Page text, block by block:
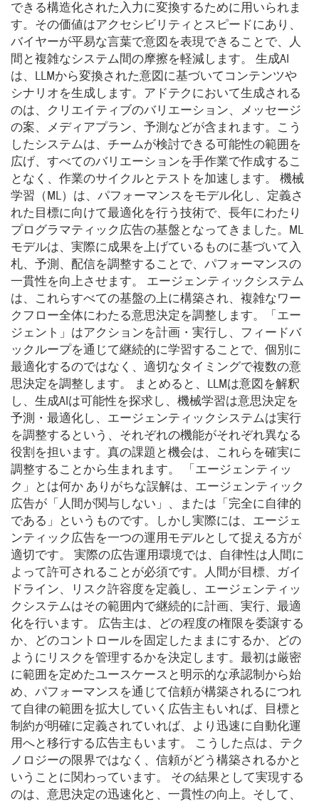
できる構造化された入力に変換するために用いられま
す。その価値はアクセシビリティとスピードにあり、
バイヤーが平易な言葉で意図を表現できることで、人
間と複雑なシステム間の摩擦を軽減します。 生成AI
は、LLMから変換された意図に基づいてコンテンツや
シナリオを生成します。アドテクにおいて生成される
のは、クリエイティブのバリエーション、メッセージ
の案、メディアプラン、予測などが含まれます。こう
したシステムは、チームが検討できる可能性の範囲を
広げ、すべてのバリエーションを手作業で作成するこ
となく、作業のサイクルとテストを加速します。 機械
学習（ML）は、パフォーマンスをモデル化し、定義さ
れた目標に向けて最適化を行う技術で、長年にわたり
プログラマティック広告の基盤となってきました。ML
モデルは、実際に成果を上げているものに基づいて入
札、予測、配信を調整することで、パフォーマンスの
一貫性を向上させます。 エージェンティックシステム
は、これらすべての基盤の上に構築され、複雑なワー
クフロー全体にわたる意思決定を調整します。「エー
ジェント」はアクションを計画・実行し、フィードバ
ックループを通じて継続的に学習することで、個別に
最適化するのではなく、適切なタイミングで複数の意
思決定を調整します。 まとめると、LLMは意図を解釈
し、生成AIは可能性を探求し、機械学習は意思決定を
予測・最適化し、エージェンティックシステムは実行
を調整するという、それぞれの機能がそれぞれ異なる
役割を担います。真の課題と機会は、これらを確実に
調整することから生まれます。 「エージェンティッ
ク」とは何か ありがちな誤解は、エージェンティック
広告が「人間が関与しない」、または「完全に自律的
である」というものです。しかし実際には、エージェ
ンティック広告を一つの運用モデルとして捉える方が
適切です。 実際の広告運用環境では、自律性は人間に
よって許可されることが必須です。人間が目標、ガイ
ドライン、リスク許容度を定義し、エージェンティッ
クシステムはその範囲内で継続的に計画、実行、最適
化を行います。 広告主は、どの程度の権限を委譲する
か、どのコントロールを固定したままにするか、どの
ようにリスクを管理するかを決定します。最初は厳密
に範囲を定めたユースケースと明示的な承認制から始
め、パフォーマンスを通じて信頼が構築されるにつれ
て自律の範囲を拡大していく広告主もいれば、目標と
制約が明確に定義されていれば、より迅速に自動化運
用へと移行する広告主もいます。 こうした点は、テク
ノロジーの限界ではなく、信頼がどう構築されるかと
いうことに関わっています。 その結果として実現する
のは、意思決定の迅速化と、一貫性の向上。そして、